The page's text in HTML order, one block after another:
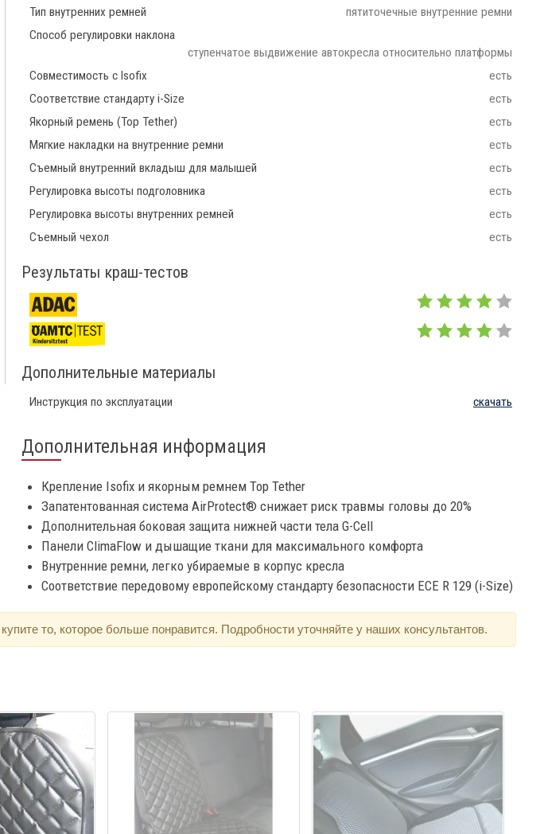
Тип внутренних ремней
пятиточечные внутренние ремни
Способ регулировки наклона
ступенчатое выдвижение автокресла относительно платформы
Совместимость с Isofix
есть
Соответствие стандарту i-Size
есть
Якорный ремень (Top Tether)
есть
Мягкие накладки на внутренние ремни
есть
Съемный внутренний вкладыш для малышей
есть
Регулировка высоты подголовника
есть
Регулировка высоты внутренних ремней
есть
Съемный чехол
есть
Результаты краш-тестов
Дополнительные материалы
Инструкция по эксплуатации скачать
Дополнительная информация
Крепление Isofix и якорным ремнем Top Tether
Запатентованная система AirProtect® снижает риск травмы головы до 20%
Дополнительная боковая защита нижней части тела G-Cell
Панели ClimaFlow и дышащие ткани для максимального комфорта
Внутренние ремни, легко убираемые в корпус кресла
Соответствие передовому европейскому стандарту безопасности ECE R 129 (i-Size)
то, которое больше понравится. Подробности уточняйте у наших консультантов.